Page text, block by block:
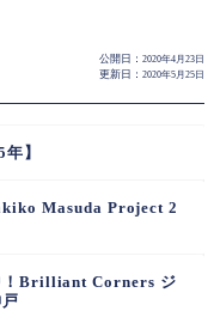
公開日： 2020年4月23日
更新日： 2020年5月25日
】
Masuda Project 2
！Brilliant Corners ジ